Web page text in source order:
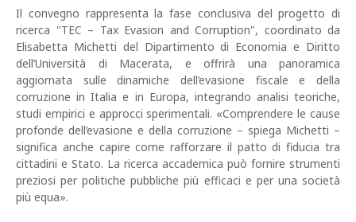
Il convegno rappresenta la fase conclusiva del progetto di
ricerca "TEC – Tax Evasion and Corruption", coordinato da
Elisabetta Michetti del Dipartimento di Economia e Diritto
dell’Università di Macerata, e offrirà una panoramica
aggiornata sulle dinamiche dell’evasione fiscale e della
corruzione in Italia e in Europa, integrando analisi teoriche,
studi empirici e approcci sperimentali. «Comprendere le cause
profonde dell’evasione e della corruzione – spiega Michetti –
significa anche capire come rafforzare il patto di fiducia tra
cittadini e Stato. La ricerca accademica può fornire strumenti
preziosi per politiche pubbliche più efficaci e per una società
più equa».